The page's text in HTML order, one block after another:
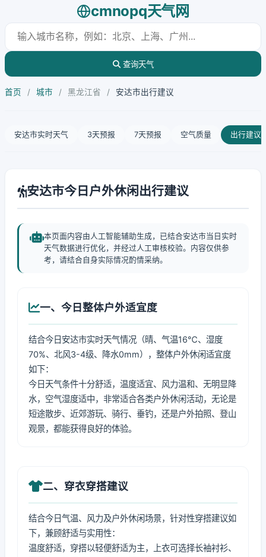
cmnopq天气网
查询天气
首页 / 城市 / 黑龙江省 / 安达市出行建议
安达市实时天气 3天预报 7天预报 空气质量 出行建议
安达市今日户外休闲出行建议
本页面内容由人工智能辅助生成，已结合安达市当日实时
天气数据进行优化，并经过人工审核校验。内容仅供参
考，请结合自身实际情况酌情采纳。
一、今日整体户外适宜度
结合今日安达市实时天气情况（晴、气温16℃、湿度
70%、北风3-4级、降水0mm），整体户外休闲适宜度
如下：
今日天气条件十分舒适，温度适宜、风力温和、无明显降
水，空气湿度适中，非常适合各类户外休闲活动，无论是
短途散步、近郊游玩、骑行、垂钓，还是户外拍照、登山
观景，都能获得良好的体验。
二、穿衣穿搭建议
结合今日气温、风力及户外休闲场景，针对性穿搭建议如
下，兼顾舒适与实用性：
温度舒适，穿搭以轻便舒适为主，上衣可选择长袖衬衫、